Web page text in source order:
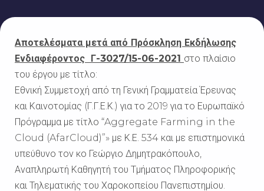
Αποτελέσματα μετά από Πρόσκληση Εκδήλωσης
Ενδιαφέροντος Γ-3027/15-06-2021 στο πλαίσιο
του έργου με τίτλο:
Εθνική Συμμετοχή από τη Γενική Γραμματεία Έρευνας
και Καινοτομίας (Γ.Γ.Ε.Κ.) για το 2019 για το Ευρωπαϊκό
Πρόγραμμα με τίτλο “Aggregate Farming in the
Cloud (AfarCloud)”» με Κ.Ε. 534 και με επιστημονικά
υπεύθυνο τον κο Γεώργιο Δημητρακόπουλο,
Αναπληρωτή Καθηγητή του Τμήματος Πληροφορικής
και Τηλεματικής του Χαροκοπείου Πανεπιστημίου.